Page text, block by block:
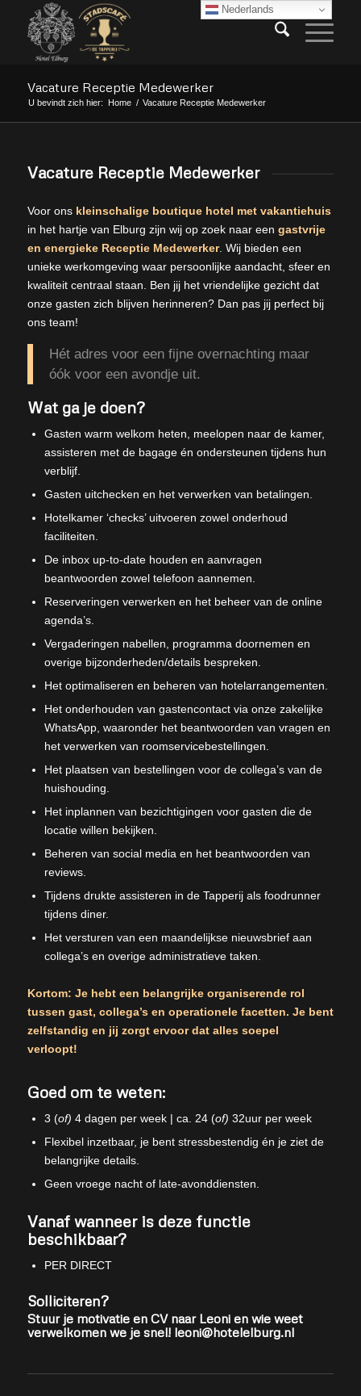
Vacature Receptie Medewerker
U bevindt zich hier: Home / Vacature Receptie Medewerker
Vacature Receptie Medewerker
Voor ons kleinschalige boutique hotel met vakantiehuis
in het hartje van Elburg zijn wij op zoek naar een gastvrije
en energieke Receptie Medewerker. Wij bieden een
unieke werkomgeving waar persoonlijke aandacht, sfeer en
kwaliteit centraal staan. Ben jij het vriendelijke gezicht dat
onze gasten zich blijven herinneren? Dan pas jij perfect bij
ons team!
Hét adres voor een fijne overnachting maar
óók voor een avondje uit.
Wat ga je doen?
Gasten warm welkom heten, meelopen naar de kamer,
assisteren met de bagage én ondersteunen tijdens hun
verblijf.
Gasten uitchecken en het verwerken van betalingen.
Hotelkamer ‘checks’ uitvoeren zowel onderhoud
faciliteiten.
De inbox up-to-date houden en aanvragen
beantwoorden zowel telefoon aannemen.
Reserveringen verwerken en het beheer van de online
agenda’s.
Vergaderingen nabellen, programma doornemen en
overige bijzonderheden/details bespreken.
Het optimaliseren en beheren van hotelarrangementen.
Het onderhouden van gastencontact via onze zakelijke
WhatsApp, waaronder het beantwoorden van vragen en
het verwerken van roomservicebestellingen.
Het plaatsen van bestellingen voor de collega’s van de
huishouding.
Het inplannen van bezichtigingen voor gasten die de
locatie willen bekijken.
Beheren van social media en het beantwoorden van
reviews.
Tijdens drukte assisteren in de Tapperij als foodrunner
tijdens diner.
Het versturen van een maandelijkse nieuwsbrief aan
collega’s en overige administratieve taken.
Kortom: Je hebt een belangrijke organiserende rol
tussen gast, collega’s en operationele facetten. Je bent
zelfstandig en jij zorgt ervoor dat alles soepel
verloopt!
Goed om te weten:
3 (of) 4 dagen per week | ca. 24 (of) 32uur per week
Flexibel inzetbaar, je bent stressbestendig én je ziet de
belangrijke details.
Geen vroege nacht of late-avonddiensten.
Vanaf wanneer is deze functie
beschikbaar?
PER DIRECT
Solliciteren?
Stuur je motivatie en CV naar Leoni en wie weet
verwelkomen we je snel! leoni@hotelelburg.nl
Nederlands